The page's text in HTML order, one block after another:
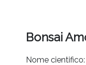
Bonsai
Nome